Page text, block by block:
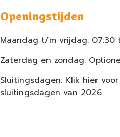
Openingstijden
Maandag t/m vrijdag: 07:30
Zaterdag en zondag:
Sluitingsdagen: Klik hier
sluitingsdagen van 2026